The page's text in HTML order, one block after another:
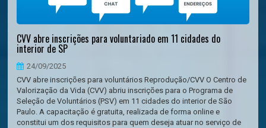
CVV abre inscrições para voluntariado em 11 cidades do
interior de SP
24/09/2025
CVV abre inscrições para voluntários Reprodução/CVV O Centro de
Valorização da Vida (CVV) abriu inscrições para o Programa de
Seleção de Voluntários (PSV) em 11 cidades do interior de São
Paulo. A capacitação é gratuita, realizada de forma online e
constitui um dos requisitos para quem deseja atuar no serviço de